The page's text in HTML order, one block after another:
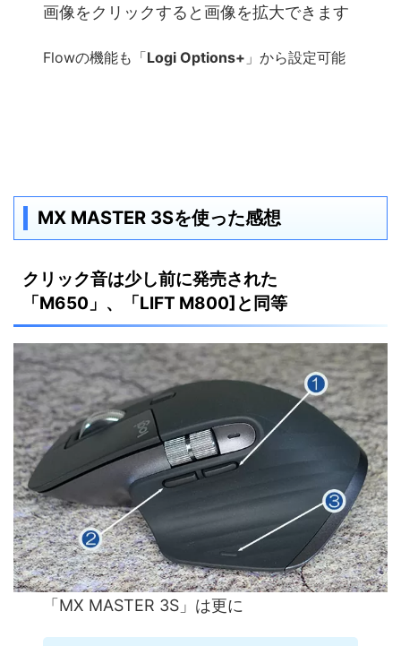
画像をクリックすると画像を拡大できます
Flowの機能も「Logi Options+ 」から設定可能
MX MASTER 3Sを使った感想
クリック音は少し前に発売された
「M650」、「LIFT M800]と同等
「MX MASTER 3S」は更に